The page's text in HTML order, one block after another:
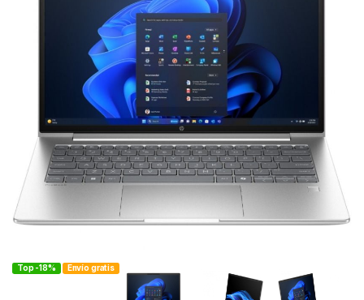
Top -18% Envío gratis